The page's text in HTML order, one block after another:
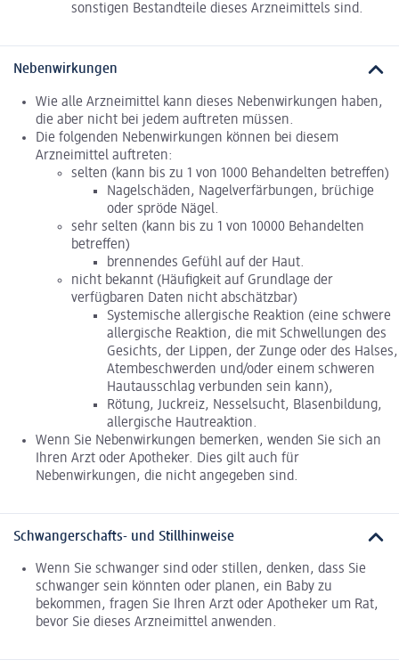
sonstigen Bestandteile dieses Arzneimittels sind.
Nebenwirkungen
Wie alle Arzneimittel kann dieses Nebenwirkungen haben,
die aber nicht bei jedem auftreten müssen.
Die folgenden Nebenwirkungen können bei diesem
Arzneimittel auftreten:
selten (kann bis zu 1 von 1000 Behandelten betreffen)
Nagelschäden, Nagelverfärbungen, brüchige
oder spröde Nägel.
sehr selten (kann bis zu 1 von 10000 Behandelten
betreffen)
brennendes Gefühl auf der Haut.
nicht bekannt (Häufigkeit auf Grundlage der
verfügbaren Daten nicht abschätzbar)
Systemische allergische Reaktion (eine schwere
allergische Reaktion, die mit Schwellungen des
Gesichts, der Lippen, der Zunge oder des Halses,
Atembeschwerden und/oder einem schweren
Hautausschlag verbunden sein kann),
Rötung, Juckreiz, Nesselsucht, Blasenbildung,
allergische Hautreaktion.
Wenn Sie Nebenwirkungen bemerken, wenden Sie sich an
Ihren Arzt oder Apotheker. Dies gilt auch für
Nebenwirkungen, die nicht angegeben sind.
Schwangerschafts- und Stillhinweise
Wenn Sie schwanger sind oder stillen, denken, dass Sie
schwanger sein könnten oder planen, ein Baby zu
bekommen, fragen Sie Ihren Arzt oder Apotheker um Rat,
bevor Sie dieses Arzneimittel anwenden.